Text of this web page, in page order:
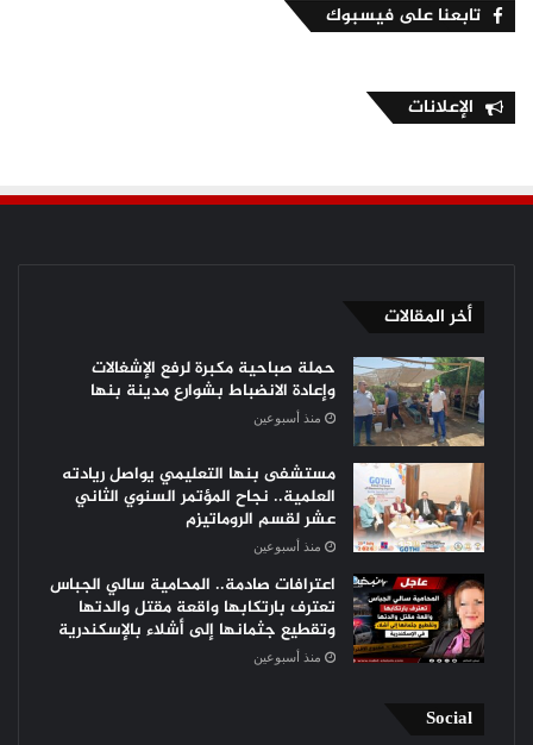
تابعنا على فيسبوك
الإعلانات
أخر المقالات
حملة صباحية مكبرة لرفع الإشغالات
وإعادة الانضباط بشوارع مدينة بنها
منذ أسبوعين
مستشفى بنها التعليمي يواصل ريادته
العلمية.. نجاح المؤتمر السنوي الثاني
عشر لقسم الروماتيزم
منذ أسبوعين
اعترافات صادمة.. المحامية سالي الجباس
تعترف بارتكابها واقعة مقتل والدتها
وتقطيع جثمانها إلى أشلاء بالإسكندرية
منذ أسبوعين
Social